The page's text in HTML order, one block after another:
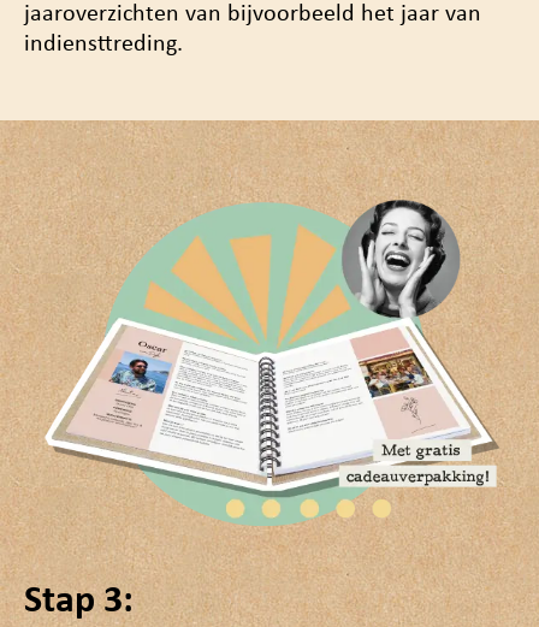
jaaroverzichten van bijvoorbeeld het jaar van
indiensttreding.
Stap 3: